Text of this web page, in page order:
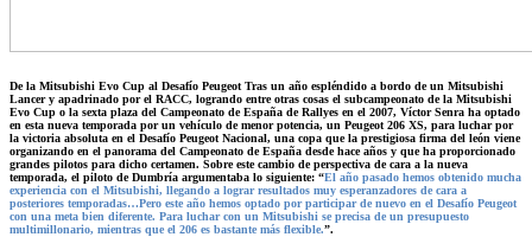
De la Mitsubishi Evo Cup al Desafío Peugeot Tras un año espléndido a bordo de un Mitsubishi
Lancer y apadrinado por el RACC, logrando entre otras cosas el subcampeonato de la Mitsubishi
Evo Cup o la sexta plaza del Campeonato de España de Rallyes en el 2007, Víctor Senra ha optado
en esta nueva temporada por un vehículo de menor potencia, un Peugeot 206 XS, para luchar por
la victoria absoluta en el Desafío Peugeot Nacional, una copa que la prestigiosa firma del león viene
organizando en el panorama del Campeonato de España desde hace años y que ha proporcionado
grandes pilotos para dicho certamen. Sobre este cambio de perspectiva de cara a la nueva
temporada, el piloto deDumbría argumentaba lo siguiente: “El año pasado hemos obtenido mucha
experiencia con el Mitsubishi, llegando a lograr resultados muy esperanzadores de cara a
posteriores temporadas…Pero este año hemos optado por participar de nuevo en el Desafío Peugeot
con una meta bien diferente. Para luchar con un Mitsubishi se precisa de un presupuesto
multimillonario, mientras que el 206 es bastante más flexible.”.